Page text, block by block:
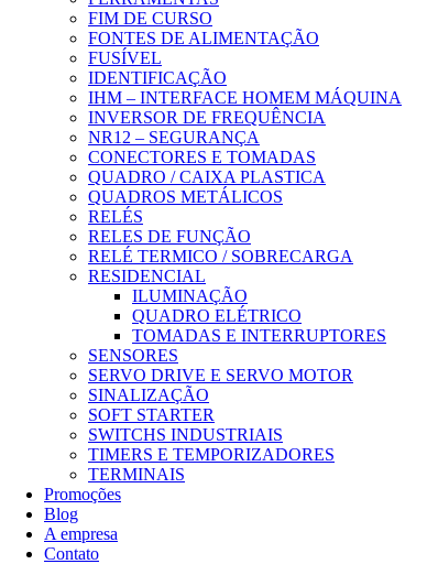
FIM DE CURSO
FONTES DE ALIMENTAÇÃO
FUSÍVEL
IDENTIFICAÇÃO
IHM – INTERFACE HOMEM MÁQUINA
INVERSOR DE FREQUÊNCIA
NR12 – SEGURANÇA
CONECTORES E TOMADAS
QUADRO / CAIXA PLASTICA
QUADROS METÁLICOS
RELÉS
RELES DE FUNÇÃO
RELÉ TERMICO / SOBRECARGA
RESIDENCIAL
ILUMINAÇÃO
QUADRO ELÉTRICO
TOMADAS E INTERRUPTORES
SENSORES
SERVO DRIVE E SERVO MOTOR
SINALIZAÇÃO
SOFT STARTER
SWITCHS INDUSTRIAIS
TIMERS E TEMPORIZADORES
TERMINAIS
Promoções
Blog
A empresa
Contato